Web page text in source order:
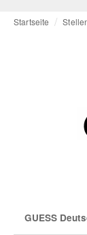
Startseite
GUESS